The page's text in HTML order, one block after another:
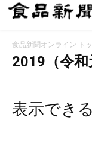
食品新聞オンライン ト
2019（令和
表示でき